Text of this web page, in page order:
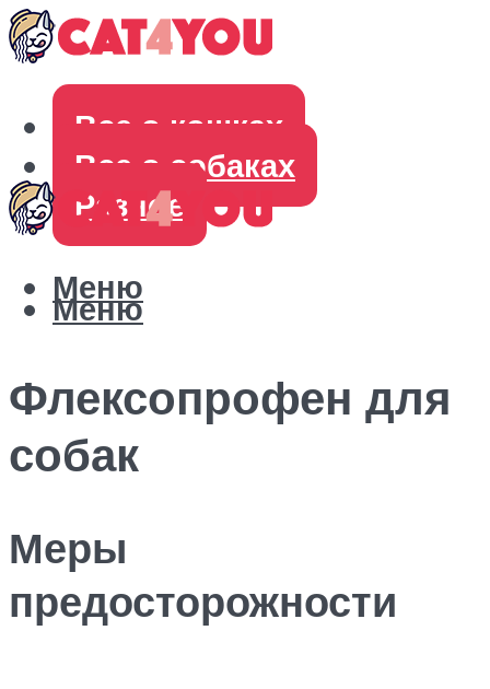
Все о кошках
Все о собаках
Разное
Меню
Меню
Флексопрофен для
собак
Меры
предосторожности